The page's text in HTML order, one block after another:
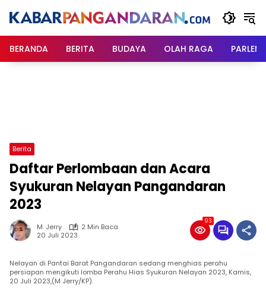
BERANDA
BERITA BUDAYA OLAH RAGA
Berita
Daftar Perlombaan dan Acara
Syukuran Nelayan Pangandaran
2023
M. Jerry
2 Min Baca
20 Juli 2023
93
Nelayan di Pantai Barat Pangandaran sedang menghias perahu
persiapan mengikuti lomba Perahu Hias Syukuran Nelayan 2023, Kamis,
20 Juli 2023,(M Jerry/KP).